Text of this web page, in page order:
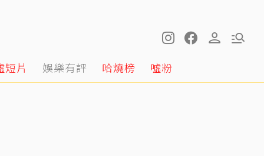
短片 娛樂有評 哈燒榜 噓粉